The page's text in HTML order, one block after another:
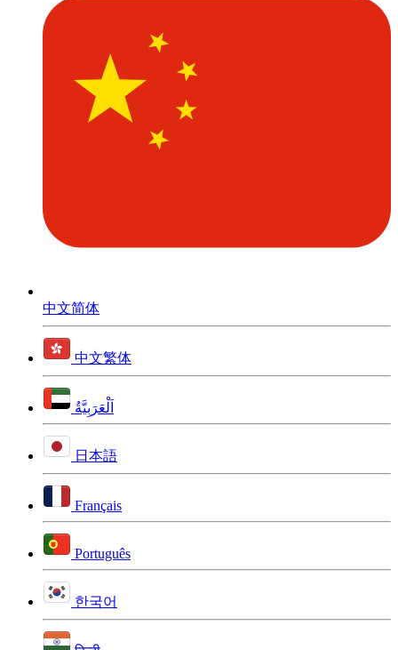
中文简体
中文繁体
اَلْعَرَبِيَّةُ
日本語
Français
Português
한국어